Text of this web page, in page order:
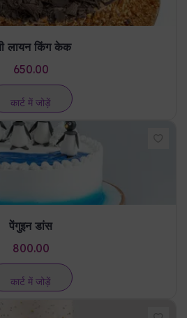
कार्ट में जोड़ें
पेंगुइन डांस
800.00
गोल्डन ब्लॉसम